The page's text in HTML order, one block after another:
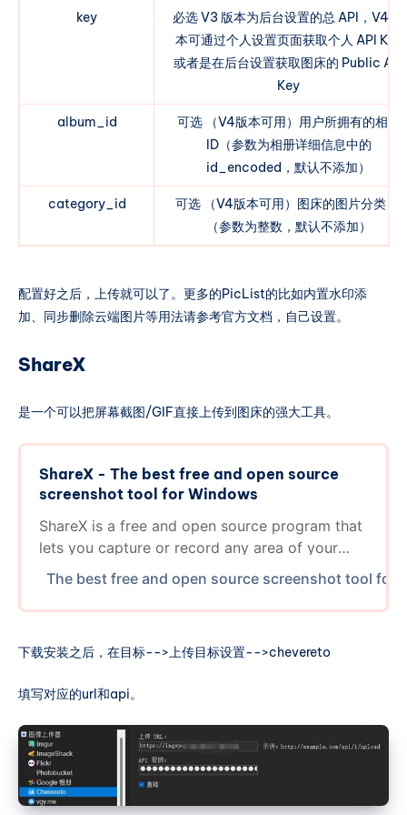
key
必选 V3 版本为后台设置的总 API，V4 版
本可通过个人设置页面获取个人 API Key
或者是在后台设置获取图床的 Public API
Key
album_id
可选 （V4版本可用）用户所拥有的相册
ID（参数为相册详细信息中的
id_encoded，默认不添加）
category_id
可选 （V4版本可用）图床的图片分类 ID
（参数为整数，默认不添加）
配置好之后，上传就可以了。更多的PicList的比如内置水印添
加、同步删除云端图片等用法请参考官方文档，自己设置。
ShareX
是一个可以把屏幕截图/GIF直接上传到图床的强大工具。
ShareX - The best free and open source
screenshot tool for Windows
ShareX is a free and open source program that
lets you capture or record any area of your
screen and share it with a single press of a key.
It also allows uploading images, text or other
types of files to many supported destinations
The best free and open source screenshot tool for
下载安装之后，在目标-->上传目标设置-->chevereto
填写对应的url和api。